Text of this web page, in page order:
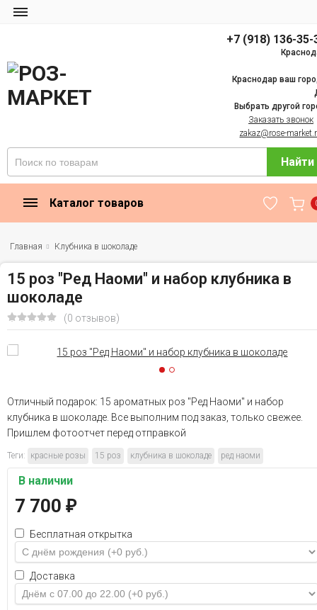
+7 (918) 136-35-
Краснодар ваш
Выбрать другой
Заказать звонок
zakaz@rose-
Найти
Каталог товаров
Главная Клубника в шоколаде
15 роз "Ред Наоми" и набор клубника в
шоколаде
(0 отзывов)
Отличный подарок: 15 ароматных роз "Ред Наоми" и набор
клубника в шоколаде. Все выполним под заказ, только свежее.
Пришлем фотоотчет перед отправкой
Теги: красные розы 15 роз клубника в шоколаде ред наоми
В наличии
7 700 ₽
Бесплатная открытка
Доставка